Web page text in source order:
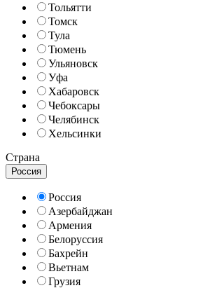
Тольятти
Томск
Тула
Тюмень
Ульяновск
Уфа
Хабаровск
Чебоксары
Челябинск
Хельсинки
Страна
Россия
Россия
Азербайджан
Армения
Белоруссия
Бахрейн
Вьетнам
Грузия